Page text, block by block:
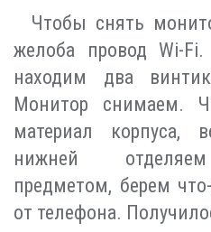
Чтобы снять
желоба провод Wi-
находим два
Монитор снимаем.
материал корпуса,
нижней
предметом, берем
от телефона.